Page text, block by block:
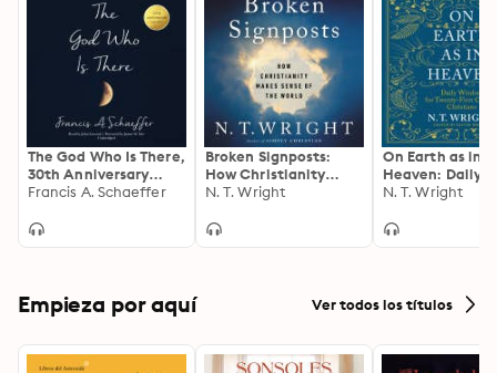
The God Who Is There,
30th Anniversary
Edition
Francis A. Schaeffer
Broken Signposts:
How Christianity
Makes Sense of the
N. T. Wright
On Earth as in
Heaven: Daily
Wisdom for
Christians
N. T. Wright
Empieza por aquí Ver todos los títulos